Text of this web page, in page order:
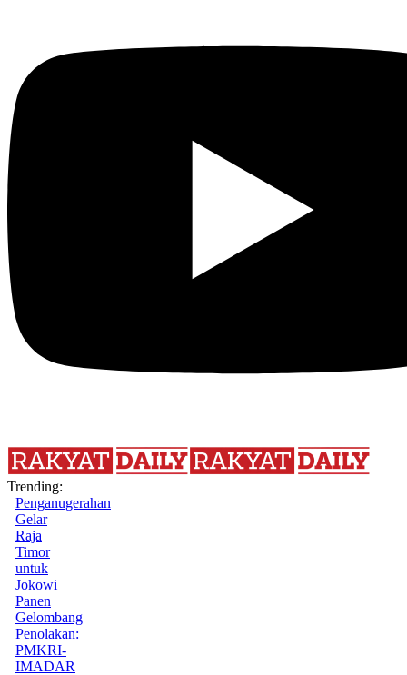
Trending:
Penganugerahan
Gelar
Raja
Timor
untuk
Jokowi
Panen
Gelombang
Penolakan:
PMKRI-
IMADAR